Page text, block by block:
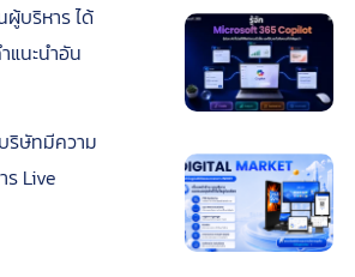
บริหาร ได้
นะนำอัน
ริษัทมีความ
Live